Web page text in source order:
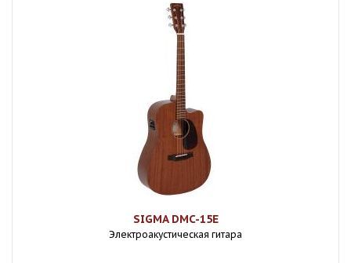
SIGMA DMC-15E
Электроакустическая гитара